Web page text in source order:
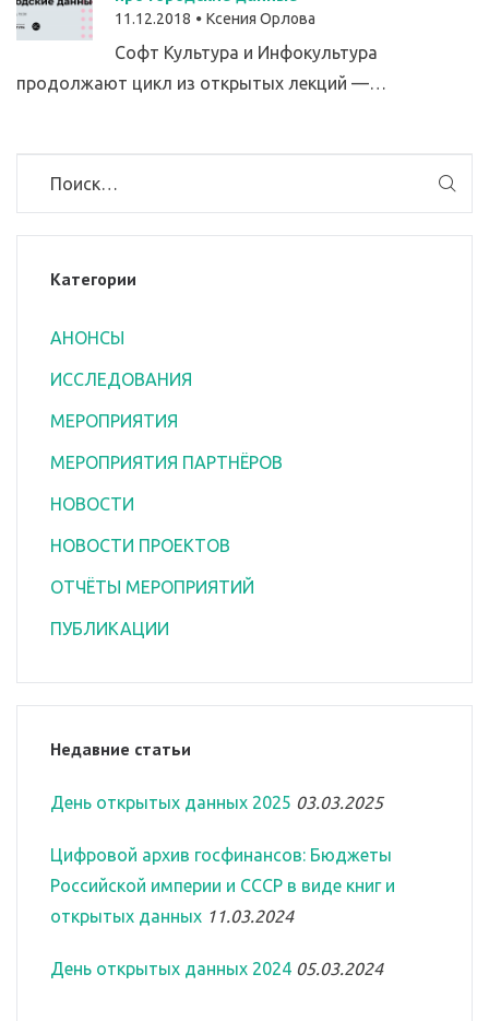
11.12.2018 Ксения Орлова
Софт Культура и Инфокультура
продолжают цикл из открытых лекций —…
Категории
АНОНСЫ
ИССЛЕДОВАНИЯ
МЕРОПРИЯТИЯ
МЕРОПРИЯТИЯ ПАРТНЁРОВ
НОВОСТИ
НОВОСТИ ПРОЕКТОВ
ОТЧЁТЫ МЕРОПРИЯТИЙ
ПУБЛИКАЦИИ
Недавние статьи
День открытых данных 2025 03.03.2025
Цифровой архив госфинансов: Бюджеты
Российской империи и СССР в виде книг и
открытых данных 11.03.2024
День открытых данных 2024 05.03.2024